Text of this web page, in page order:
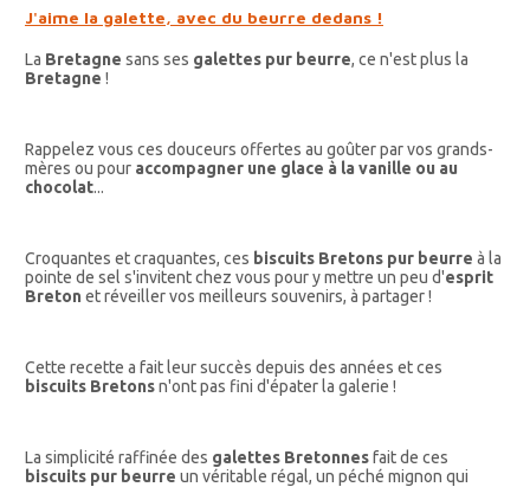
J'aime la galette, avec du beurre dedans !
La Bretagne sans ses galettes pur beurre, ce n'est plus la
Bretagne !
Rappelez vous ces douceurs offertes au goûter par vos grands-
mères ou pour accompagner une glace à la vanille ou au
chocolat...
Croquantes et craquantes, ces biscuits Bretons pur beurre à la
pointe de sel s'invitent chez vous pour y mettre un peu d'esprit
Breton et réveiller vos meilleurs souvenirs, à partager !
Cette recette a fait leur succès depuis des années et ces
biscuits Bretonsn'ont pas fini d'épater la galerie !
La simplicité raffinée des galettes Bretonnesfait de ces
biscuits pur beurre un véritable régal, un péché mignon qui